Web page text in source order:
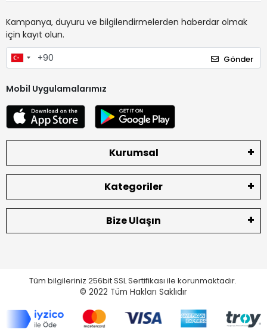
Kampanya, duyuru ve bilgilendirmelerden haberdar olmak
için kayıt olun.
Gönder
Mobil Uygulamalarımız
Kurumsal
Kategoriler
Bize Ulaşın
Tüm bilgileriniz 256bit SSL Sertifikası ile korunmaktadır.
© 2022 Tüm Hakları Saklıdır